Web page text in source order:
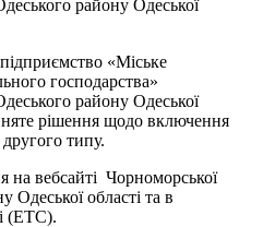
району Одеської
«Міське
господарства»
району Одеської
рішення щодо включення
типу.
вебсайті Чорноморської
Одеської області та в
(ЕТС).